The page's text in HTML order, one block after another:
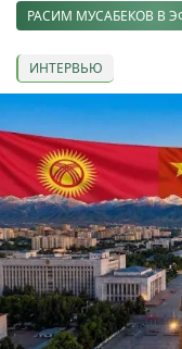
РАСИМ МУСАБЕКОВ В
ИНТЕРВЬЮ